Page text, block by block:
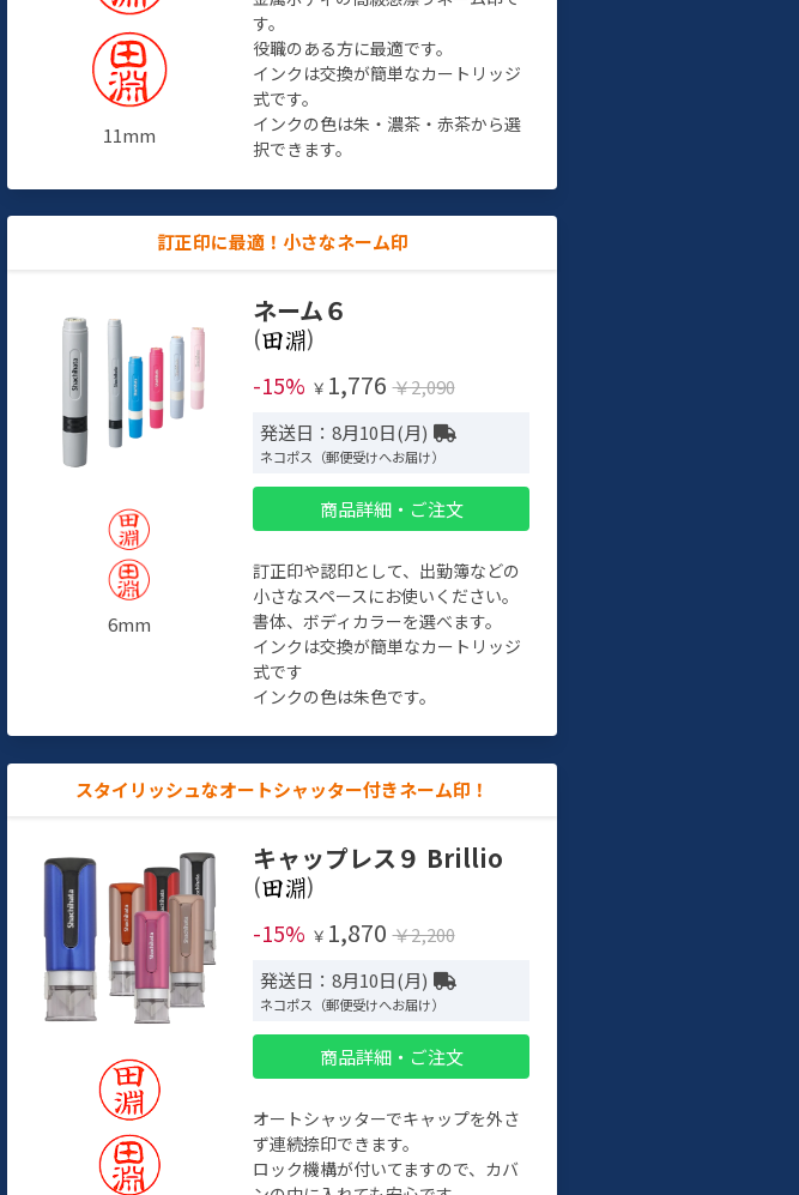
11mm
す。
役職のある方に最適です。
インクは交換が簡単なカートリッジ
式です。
インクの色は朱・濃茶・赤茶から選
択できます。
訂正印に最適！小さなネーム印
6mm
ネーム６
(
)
-15% ￥ 1,776 ￥2,090
発送日：8月10日(月)
ネコポス（郵便受けへお届け）
商品詳細・ご注文
訂正印や認印として、出勤簿などの
小さなスペースにお使いください。
書体、ボディカラーを選べます。
インクは交換が簡単なカートリッジ
式です
インクの色は朱色です。
スタイリッシュなオートシャッター付きネーム印！
キャップレス９ Brillio
(
)
-15% ￥ 1,870 ￥2,200
発送日：8月10日(月)
ネコポス（郵便受けへお届け）
商品詳細・ご注文
オートシャッターでキャップを外さ
ず連続捺印できます。
ロック機構が付いてますので、カバ